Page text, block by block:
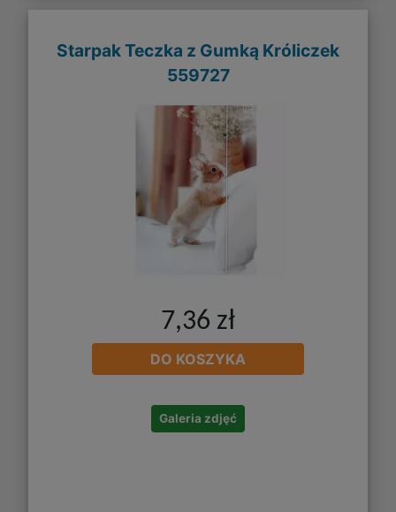
Starpak Teczka z Gumką Króliczek
559727
7,36 zł
DO KOSZYKA
Galeria zdjęć